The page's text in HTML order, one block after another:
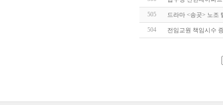
505 드라마 <송곳> 노조
504 전임교원 책임시수